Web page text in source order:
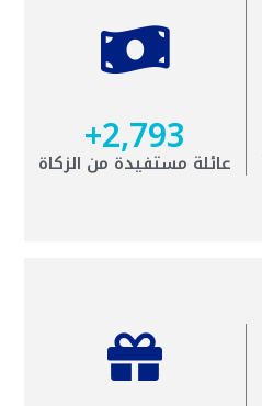
2,793
+
عائلة مستفيدة من الزكاة